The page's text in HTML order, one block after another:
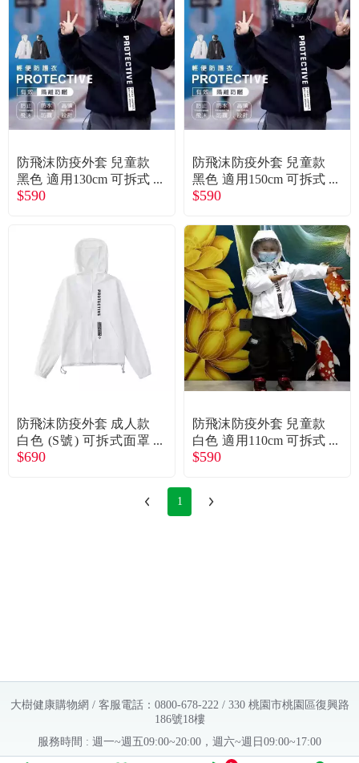
防飛沫防疫外套 兒童款
黑色 適用130cm 可拆式
面罩 阻擋飛沫 防潑水
$590
防飛沫防疫外套 兒童款
黑色 適用150cm 可拆式
面罩 阻擋飛沫 防潑水
$590
防飛沫防疫外套 成人款
白色 (S號) 可拆式面罩
阻擋飛沫 防潑水
$690
防飛沫防疫外套 兒童款
白色 適用110cm 可拆式
面罩 阻擋飛沫 防潑水
$590
1
大樹健康購物網 / 客服電話：0800-678-222 / 330 桃園市桃園區復興路
186號18樓
服務時間 : 週一~週五09:00~20:00，週六~週日09:00~17:00